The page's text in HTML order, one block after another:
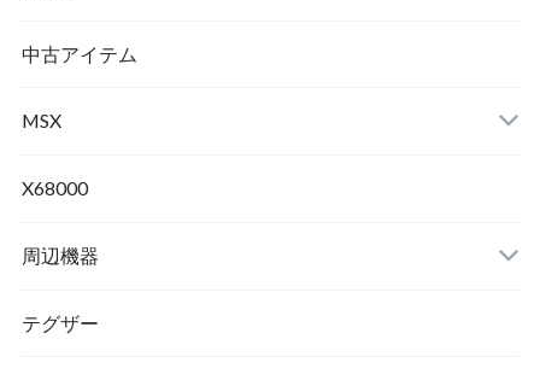
中古アイテム
MSX
X68000
周辺機器
テグザー